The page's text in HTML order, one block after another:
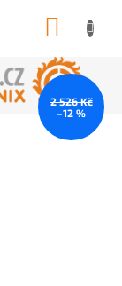
2 526 Kč
–12 %